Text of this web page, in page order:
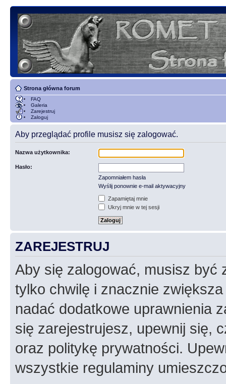
Strona główna forum
FAQ
Galeria
Zarejestruj
Zaloguj
Aby przeglądać profile musisz się zalogować.
Nazwa użytkownika:
Hasło:
Zapomniałem hasła
Wyślij ponownie e-mail aktywacyjny
Zapamiętaj mnie
Ukryj mnie w tej sesji
ZAREJESTRUJ
Aby się zalogować, musisz być
tylko chwilę i znacznie
nadać dodatkowe uprawnienia
się zarejestrujesz, upewnij się,
oraz politykę prywatności.
wszystkie regulaminy